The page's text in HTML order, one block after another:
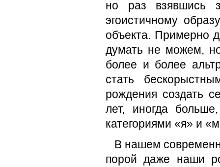
но раз взявшись
эгоистичному
объекта. Примерно
думать не можем,
более и более
стать
рождения создать
лет, иногда
категориями «я» и
В нашем
порой даже наши